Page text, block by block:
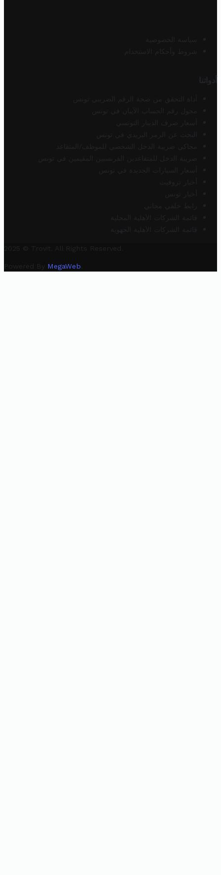
سياسة الخصوصية
شروط وأحكام الاستخدام
أدواتنا
أداة التحقق من صحة الرقم الضريبي تونس
محول رقم الحساب الآيبان في تونس
أسعار صرف الدينار التونسي
البحث عن الرمز البريدي في تونس
محاكي ضريبة الدخل الشخصي للموظف/المتقاعد
ضريبة الدخل للمتقاعدين الفرنسيين المقيمين في تونس
أسعار السيارات الجديدة في تونس
أخبار تروفيت
أخبار تونس
رابط خلفي مجاني
قائمة الشركات الأهلية المحلية
قائمة الشركات الأهلية الجهوية
2025 © Trovit. All Rights Reserved.
Powered By MegaWeb